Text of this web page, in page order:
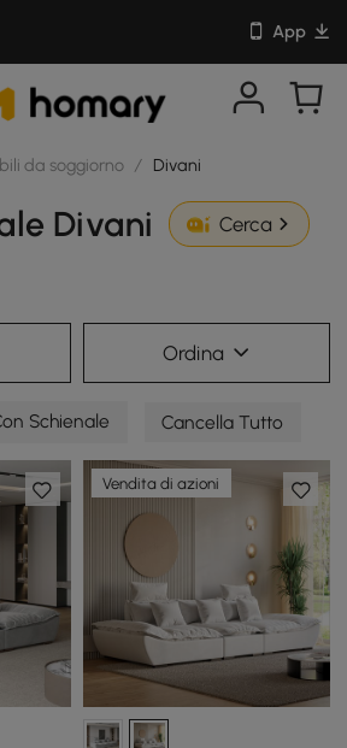
App
da soggiorno / Divani
Divani Cerca
Ordina
Schienale Cancella Tutto
Vendita di azioni